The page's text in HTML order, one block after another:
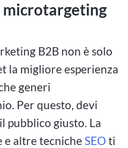
microtargeting
B2B non è solo
la migliore esperienza
generi
Per questo, devi
pubblico giusto. La
e altre tecnicheSEOti